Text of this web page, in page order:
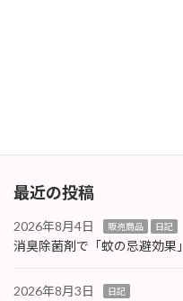
最近の投稿
2026年8月4日 販売商品 日記
消臭除菌剤で「蚊の忌避効果」
2026年8月3日 日記